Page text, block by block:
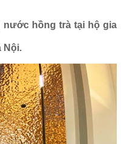
hồng trà tại hộ gia
Nội.